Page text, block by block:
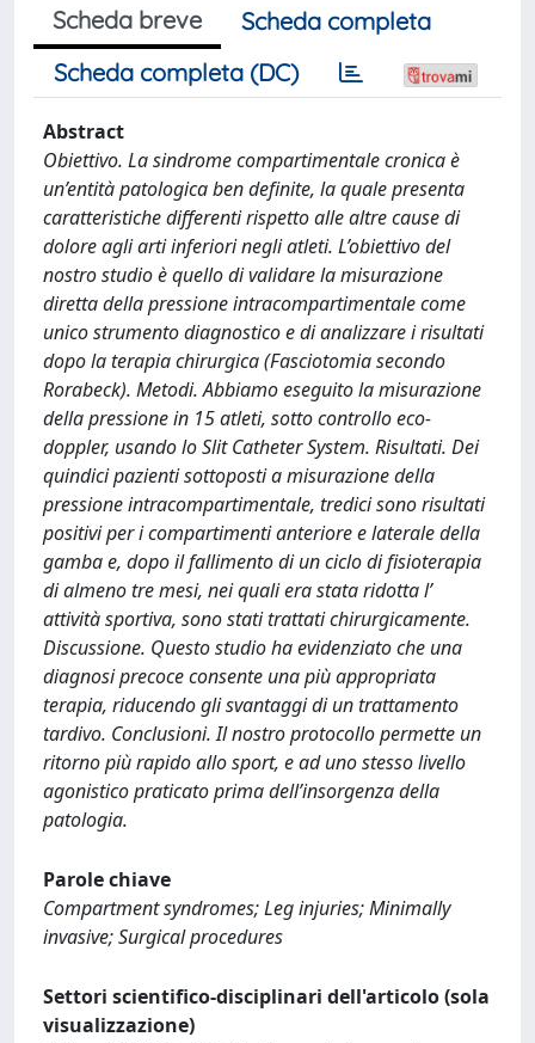
Scheda breve
Scheda completa
Scheda completa (DC)
Abstract
Obiettivo. La sindrome compartimentale cronica è
un’entità patologica ben definite, la quale presenta
caratteristiche differenti rispetto alle altre cause di
dolore agli arti inferiori negli atleti. L’obiettivo del
nostro studio è quello di validare la misurazione
diretta della pressione intracompartimentale come
unico strumento diagnostico e di analizzare i risultati
dopo la terapia chirurgica (Fasciotomia secondo
Rorabeck). Metodi. Abbiamo eseguito la misurazione
della pressione in 15 atleti, sotto controllo eco-
doppler, usando lo Slit Catheter System. Risultati. Dei
quindici pazienti sottoposti a misurazione della
pressione intracompartimentale, tredici sono risultati
positivi per i compartimenti anteriore e laterale della
gamba e, dopo il fallimento di un ciclo di fisioterapia
di almeno tre mesi, nei quali era stata ridotta l’
attività sportiva, sono stati trattati chirurgicamente.
Discussione. Questo studio ha evidenziato che una
diagnosi precoce consente una più appropriata
terapia, riducendo gli svantaggi di un trattamento
tardivo. Conclusioni. Il nostro protocollo permette un
ritorno più rapido allo sport, e ad uno stesso livello
agonistico praticato prima dell’insorgenza della
patologia.
Parole chiave
Compartment syndromes; Leg injuries; Minimally
invasive; Surgical procedures
Settori scientifico-disciplinari dell'articolo (sola
visualizzazione)